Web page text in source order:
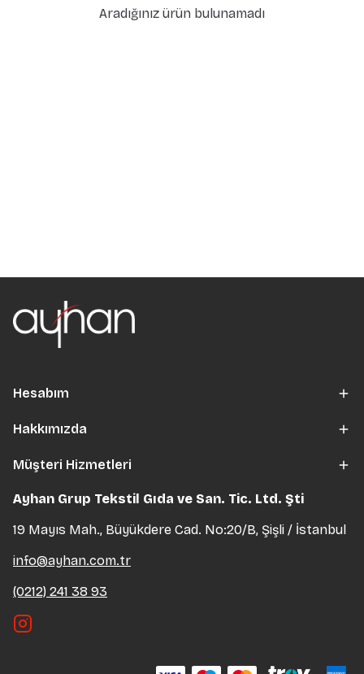
Aradığınız ürün bulunamadı
Hesabım
Hakkımızda
Müşteri Hizmetleri
Ayhan Grup Tekstil Gıda ve San. Tic. Ltd. Şti
19 Mayıs Mah., Büyükdere Cad. No:20/B, Şişli / İstanbul
info@ayhan.com.tr
(0212) 241 38 93